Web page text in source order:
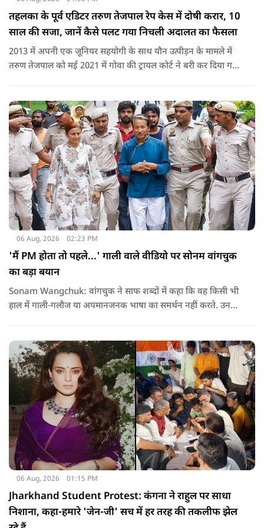
तहलका के पूर्व एडिटर तरुण तेजपाल रेप केस में दोषी करार, 10
साल की सजा, जानें कैसे पलट गया निचली अदालत का फैसला
2013 में अपनी एक जूनियर सहयोगी के साथ यौन उत्पीड़न के मामले में
तरुण तेजपाल को मई 2021 में गोवा की ट्रायल कोर्ट ने बरी कर दिया गया
06 Aug, 2026 02:23 PM
'मैं PM होता तो पहले...' गाली वाले वीडियो पर सोनम वांगचुक
का बड़ा बयान
Sonam Wangchuk: वांगचुक ने साफ शब्दों में कहा कि वह किसी भी
हाल में गाली-गलौज या अपमानजनक भाषा का समर्थन नहीं करते. उनका
06 Aug, 2026 01:15 PM
Jharkhand Student Protest: कंगना ने राहुल पर साधा
निशाना, कहा-हमारे 'जेन-जी' सच में हर तरह की तकलीफ झेल